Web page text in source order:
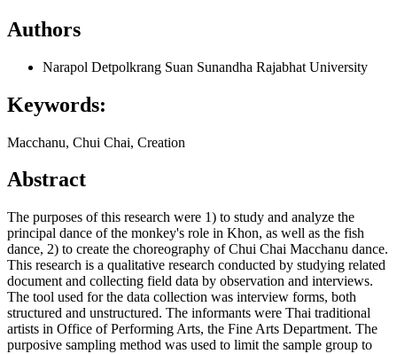
Authors
Narapol Detpolkrang Suan Sunandha Rajabhat University
Keywords:
Macchanu, Chui Chai, Creation
Abstract
The purposes of this research were 1) to study and analyze the
principal dance of the monkey's role in Khon, as well as the fish
dance, 2) to create the choreography of Chui Chai Macchanu dance.
This research is a qualitative research conducted by studying related
document and collecting field data by observation and interviews.
The tool used for the data collection was interview forms, both
structured and unstructured. The informants were Thai traditional
artists in Office of Performing Arts, the Fine Arts Department. The
purposive sampling method was used to limit the sample group to